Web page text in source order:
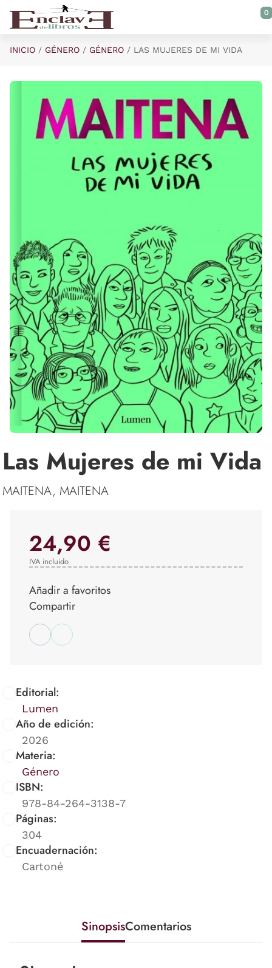
Saltar al contenido principal
0
INICIO GÉNERO GÉNERO LAS MUJERES DE MI VIDA
Las Mujeres de mi Vida
MAITENA, MAITENA
Editorial:
Lumen
Año de edición:
2026
Materia:
Género
ISBN:
978-84-264-3138-7
Páginas:
304
Encuadernación:
Cartoné
24,90 €
IVA incluido
Añadir a favoritos
Compartir
SinopsisComentarios